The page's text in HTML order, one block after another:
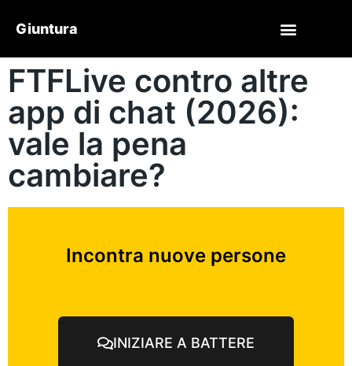
Giuntura
FTFLive contro altre
app di chat (2026):
vale la pena
cambiare?
Incontra nuove persone
INIZIARE A BATTERE